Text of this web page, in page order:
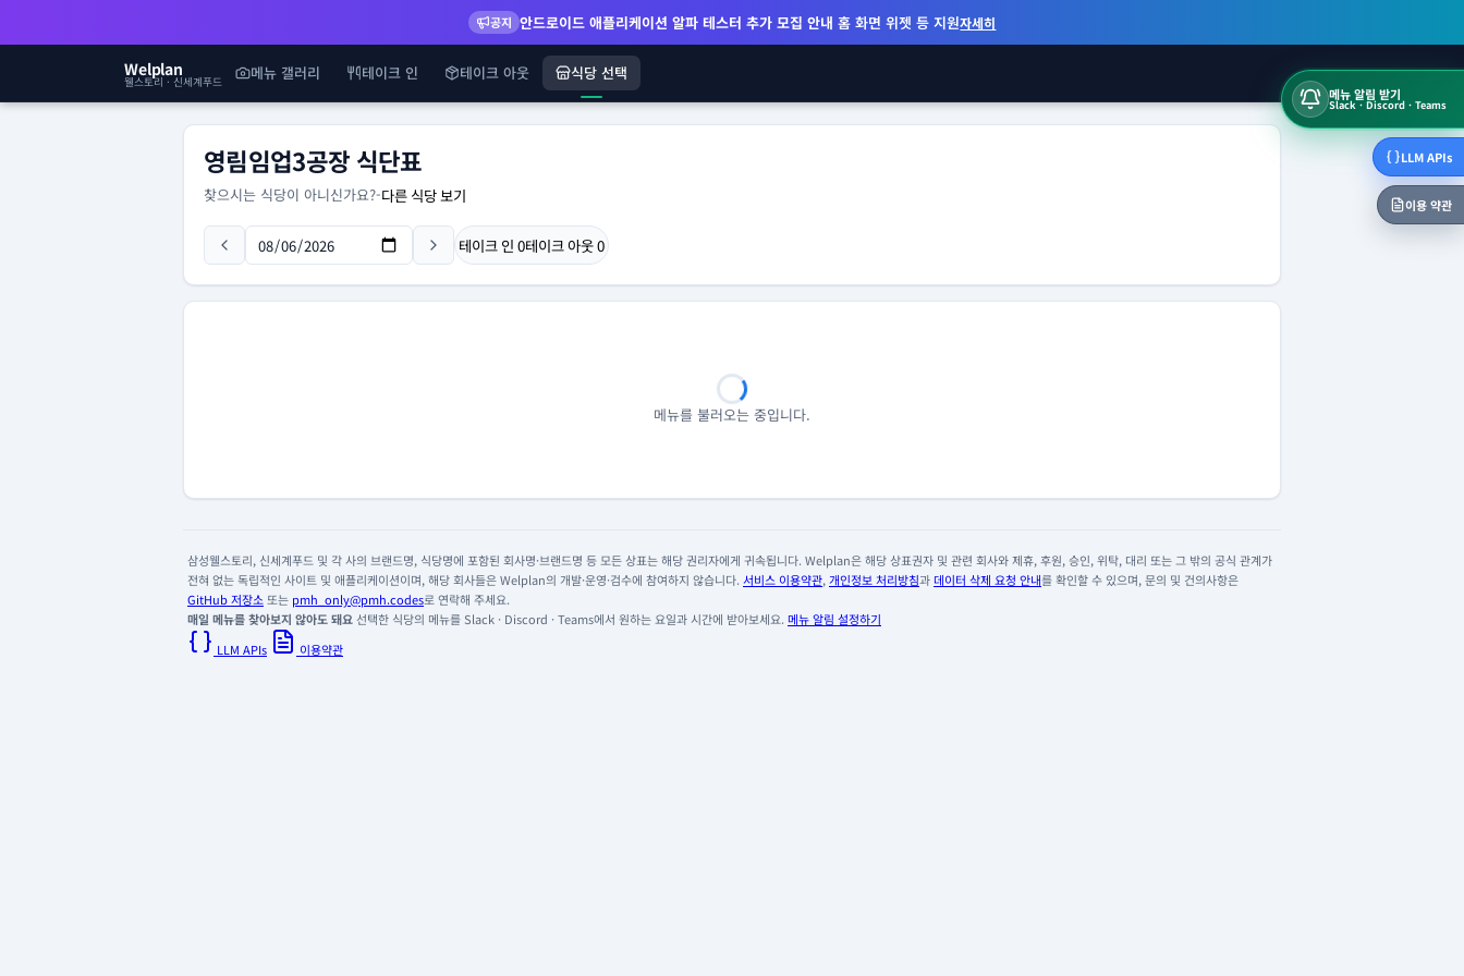
공지 안드로이드 애플리케이션 알파 테스터 추가 모집 안내 홈 화면 위젯 등 지원자세히
Welplan
웰스토리 · 신세계푸드 메뉴 갤러리 테이크 인 테이크 아웃 식당 선택
메뉴 알림 받기
Slack · Discord · Teams
LLM APIs
이용 약관
영림임업3공장 식단표
찾으시는 식당이 아니신가요?-다른 식당 보기
테이크 인 0테이크 아웃0
메뉴를 불러오는 중입니다.
삼성웰스토리, 신세계푸드 및 각 사의 브랜드명, 식당명에 포함된 회사명·브랜드명 등 모든 상표는 해당 권리자에게 귀속됩니다. Welplan은 해당 상표권자 및 관련 회사와 제휴, 후원, 승인, 위탁, 대리 또는 그 밖의 공식 관계가
전혀 없는 독립적인 사이트 및 애플리케이션이며, 해당 회사들은 Welplan의 개발·운영·검수에 참여하지 않습니다. 서비스 이용약관, 개인정보 처리방침과데이터 삭제 요청 안내를 확인할 수 있으며, 문의 및 건의사항은
GitHub 저장소 또는 pmh_only@pmh.codes로 연락해 주세요.
매일 메뉴를 찾아보지 않아도 돼요선택한 식당의 메뉴를 Slack · Discord · Teams에서 원하는 요일과 시간에 받아보세요. 메뉴 알림 설정하기
LLM APIs
이용약관